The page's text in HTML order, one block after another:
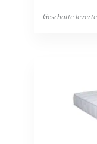
Geschatte